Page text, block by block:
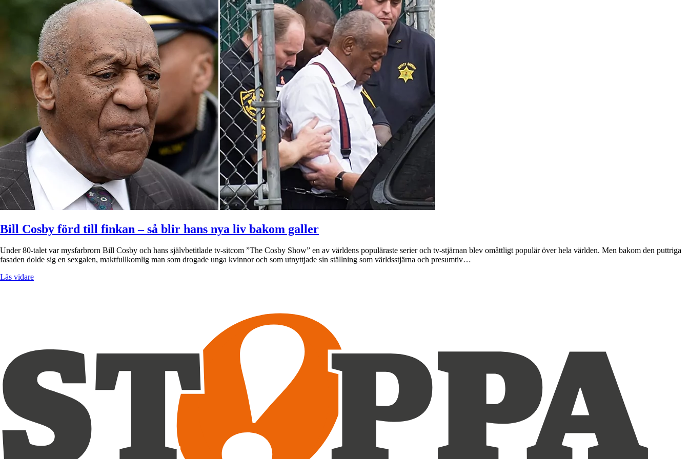
Bill Cosby förd till finkan – så blir hans nya liv bakom galler
Under 80-talet var mysfarbrorn Bill Cosby och hans självbetitlade tv-sitcom ”The Cosby Show” en av världens populäraste serier och tv-stjärnan blev omåttligt populär över hela världen. Men bakom den puttriga
fasaden dolde sig en sexgalen, maktfullkomlig man som drogade unga kvinnor och som utnyttjade sin ställning som världsstjärna och presumtiv…
Läs vidare